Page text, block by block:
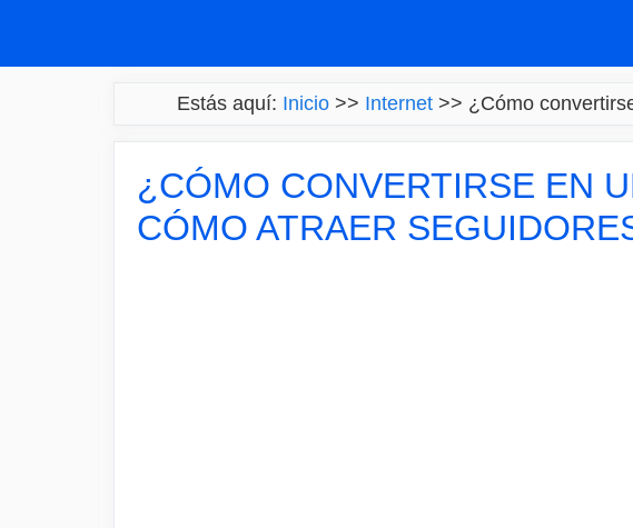
Estás aquí: Inicio >> Internet >> ¿Cómo
¿CÓMO CONVERTIRSE EN
CÓMO ATRAER